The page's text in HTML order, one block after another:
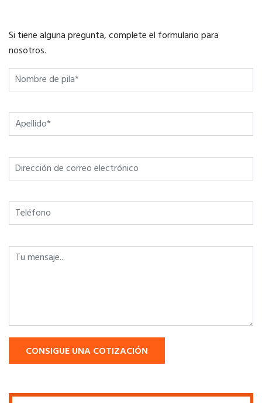
Si tiene alguna pregunta, complete el formulario para
nosotros.
CONSIGUE UNA COTIZACIÓN